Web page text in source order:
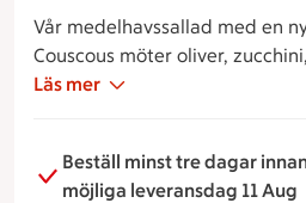
Vår medelhavssallad med en
Couscous möter oliver,
kronärtskockshjärtan med en
Läs mer
Beställ minst tre dagar
möjliga leveransdag 11 Aug